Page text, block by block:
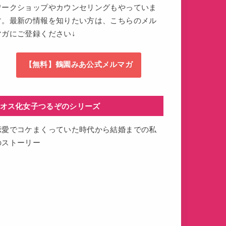
ークショップやカウンセリングもやっていま
。最新の情報を知りたい方は、こちらのメル
ガにご登録ください↓
【無料】鶴園みあ公式メルマガ
オス化女子つるぞのシリーズ
愛でコケまくっていた時代から結婚までの私
ストーリー